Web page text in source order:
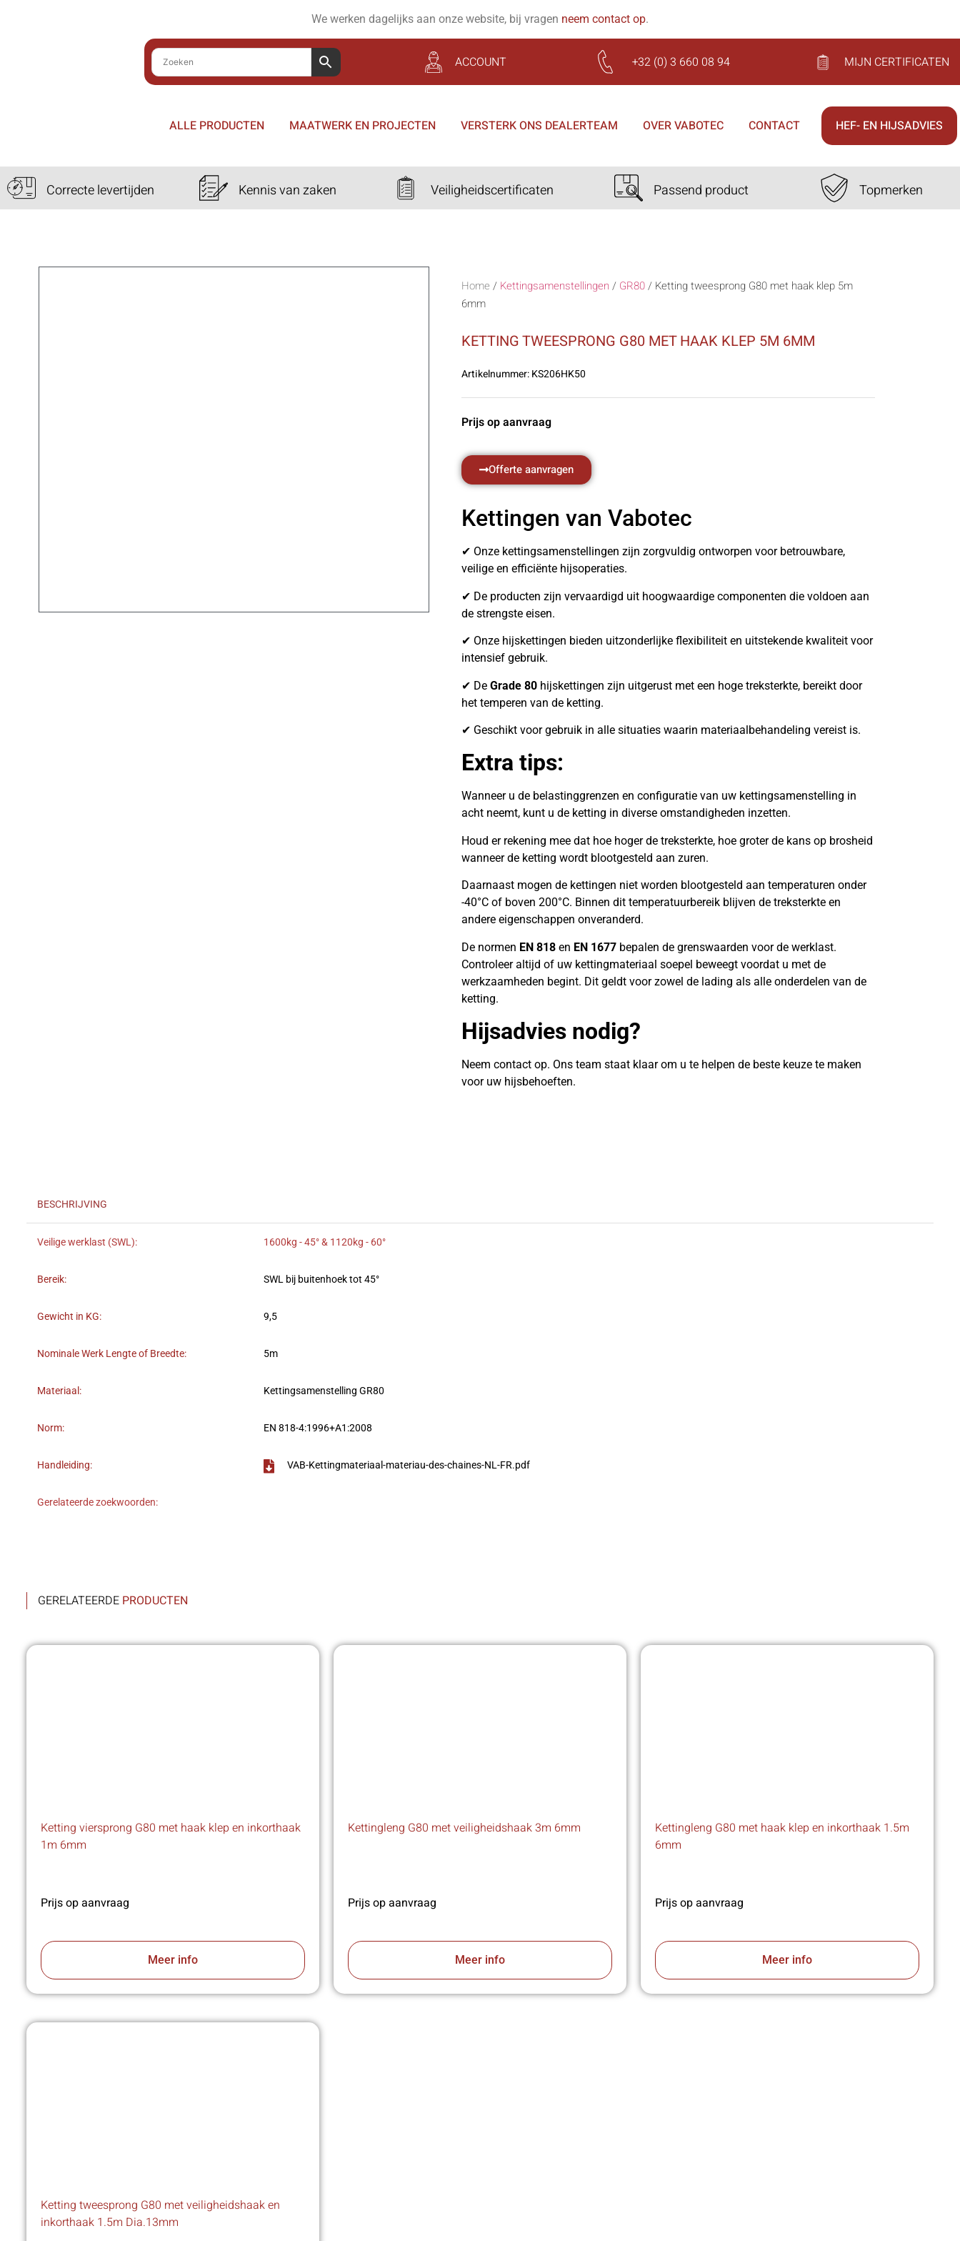
We werken dagelijks aan onze website, bij vragen neem contact op.
ACCOUNT +32 (0) 3 660 08 94 MIJN CERTIFICATEN
ALLE PRODUCTEN MAATWERK EN PROJECTEN VERSTERK ONS DEALERTEAM OVER VABOTEC CONTACT HEF- EN HIJSADVIES
Correcte levertijden Kennis van zaken Veiligheidscertificaten Passend product Topmerken
Home / Kettingsamenstellingen / GR80/ Ketting tweesprong G80 met haak klep 5m
6mm
KETTING TWEESPRONG G80 MET HAAK KLEP 5M 6MM
Artikelnummer:KS206HK50
Prijs op aanvraag
Offerte aanvragen
Kettingen van Vabotec
✔ Onze kettingsamenstellingen zijn zorgvuldig ontworpen voor betrouwbare,
veilige en efficiënte hijsoperaties.
✔ De producten zijn vervaardigd uit hoogwaardige componenten die voldoen aan
de strengste eisen.
✔ Onze hijskettingen bieden uitzonderlijke flexibiliteit en uitstekende kwaliteit voor
intensief gebruik.
✔ De Grade 80 hijskettingen zijn uitgerust met een hoge treksterkte, bereikt door
het temperen van de ketting.
✔ Geschikt voor gebruik in alle situaties waarin materiaalbehandeling vereist is.
Extra tips:
Wanneer u de belastinggrenzen en configuratie van uw kettingsamenstelling in
acht neemt, kunt u de ketting in diverse omstandigheden inzetten.
Houd er rekening mee dat hoe hoger de treksterkte, hoe groter de kans op brosheid
wanneer de ketting wordt blootgesteld aan zuren.
Daarnaast mogen de kettingen niet worden blootgesteld aan temperaturen onder
-40°C of boven 200°C. Binnen dit temperatuurbereik blijven de treksterkte en
andere eigenschappen onveranderd.
De normen EN 818 en EN 1677 bepalen de grenswaarden voor de werklast.
Controleer altijd of uw kettingmateriaal soepel beweegt voordat u met de
werkzaamheden begint. Dit geldt voor zowel de lading als alle onderdelen van de
ketting.
Hijsadvies nodig?
Neem contact op. Ons team staat klaar om u te helpen de beste keuze te maken
voor uw hijsbehoeften.
BESCHRIJVING
Veilige werklast (SWL): 1600kg - 45° & 1120kg - 60°
Bereik: SWL bij buitenhoek tot 45°
Gewicht in KG: 9,5
Nominale Werk Lengte of Breedte: 5m
Materiaal: Kettingsamenstelling GR80
Norm: EN 818-4:1996+A1:2008
Handleiding: VAB-Kettingmateriaal-materiau-des-chaines-NL-FR.pdf
Gerelateerde zoekwoorden:
GERELATEERDE PRODUCTEN
Ketting viersprong G80 met haak klep en inkorthaak
1m 6mm
Prijs op aanvraag
Meer info
Kettingleng G80 met veiligheidshaak 3m 6mm
Prijs op aanvraag
Meer info
Kettingleng G80 met haak klep en inkorthaak 1.5m
6mm
Prijs op aanvraag
Meer info
Ketting tweesprong G80 met veiligheidshaak en
inkorthaak 1.5m Dia.13mm